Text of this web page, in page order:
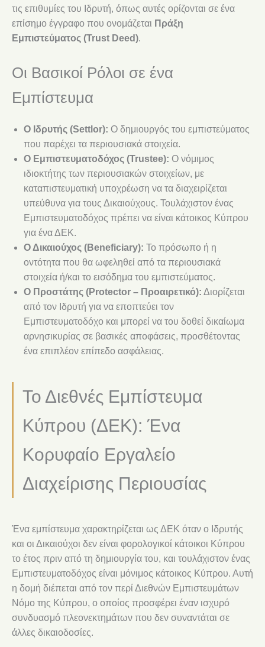
τις επιθυμίες του Ιδρυτή, όπως αυτές ορίζονται σε ένα
επίσημο έγγραφο που ονομάζεται Πράξη
Εμπιστεύματος (Trust Deed).
Οι Βασικοί Ρόλοι σε ένα
Εμπίστευμα
Ο Ιδρυτής (Settlor): Ο δημιουργός του εμπιστεύματος
που παρέχει τα περιουσιακά στοιχεία.
Ο Εμπιστευματοδόχος (Trustee): Ο νόμιμος
ιδιοκτήτης των περιουσιακών στοιχείων, με
καταπιστευματική υποχρέωση να τα διαχειρίζεται
υπεύθυνα για τους Δικαιούχους. Τουλάχιστον ένας
Εμπιστευματοδόχος πρέπει να είναι κάτοικος Κύπρου
για ένα ΔΕΚ.
Ο Δικαιούχος (Beneficiary): Το πρόσωπο ή η
οντότητα που θα ωφεληθεί από τα περιουσιακά
στοιχεία ή/και το εισόδημα του εμπιστεύματος.
Ο Προστάτης (Protector – Προαιρετικό): Διορίζεται
από τον Ιδρυτή για να εποπτεύει τον
Εμπιστευματοδόχο και μπορεί να του δοθεί δικαίωμα
αρνησικυρίας σε βασικές αποφάσεις, προσθέτοντας
ένα επιπλέον επίπεδο ασφάλειας.
Το Διεθνές Εμπίστευμα
Κύπρου (ΔΕΚ): Ένα
Κορυφαίο Εργαλείο
Διαχείρισης Περιουσίας
Ένα εμπίστευμα χαρακτηρίζεται ως ΔΕΚ όταν ο Ιδρυτής
και οι Δικαιούχοι δεν είναι φορολογικοί κάτοικοι Κύπρου
το έτος πριν από τη δημιουργία του, και τουλάχιστον ένας
Εμπιστευματοδόχος είναι μόνιμος κάτοικος Κύπρου. Αυτή
η δομή διέπεται από τον περί Διεθνών Εμπιστευμάτων
Νόμο της Κύπρου, ο οποίος προσφέρει έναν ισχυρό
συνδυασμό πλεονεκτημάτων που δεν συναντάται σε
άλλες δικαιοδοσίες.